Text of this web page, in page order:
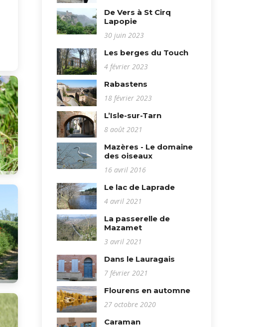
De Vers à St Cirq
Lapopie
30 juin 2023
Les berges du Touch
4 février 2023
Rabastens
18 février 2023
L’Isle-sur-Tarn
8 août 2021
Mazères - Le domaine
des oiseaux
16 avril 2016
Le lac de Laprade
4 avril 2021
La passerelle de
Mazamet
3 avril 2021
Dans le Lauragais
7 février 2021
Flourens en automne
27 octobre 2020
Caraman